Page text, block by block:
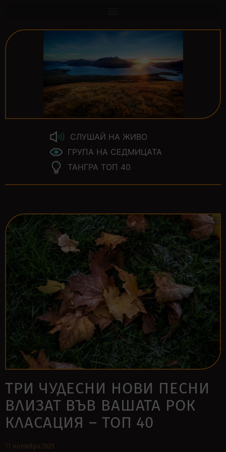
СЛУШАЙ НА ЖИВО
ГРУПА НА СЕДМИЦАТА
ТАНГРА ТОП 40
ТРИ ЧУДЕСНИ НОВИ ПЕСНИ
ВЛИЗАТ ВЪВ ВАШАТА РОК
КЛАСАЦИЯ – ТОП 40
11 ноември 2021